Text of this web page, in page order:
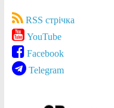
RSS стрічка
YouTube
Facebook
Telegram